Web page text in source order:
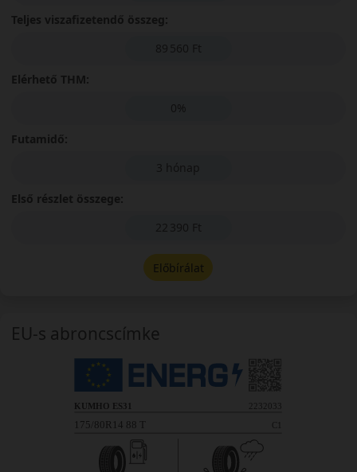
Teljes viszafizetendő összeg:
89 560 Ft
Elérhető THM:
0%
Futamidő:
3 hónap
Első részlet összege:
22 390 Ft
Előbírálat
EU-s abroncscímke